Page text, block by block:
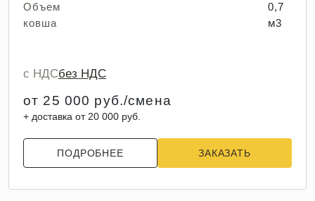
Объем
ковша
0,7
м3
с НДСбез НДС
от 25 000 руб./смена
+ доставка от 20 000 руб.
ПОДРОБНЕЕ ЗАКАЗАТЬ